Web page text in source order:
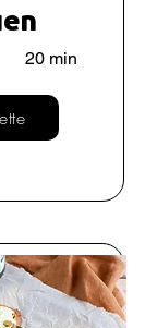
20 min